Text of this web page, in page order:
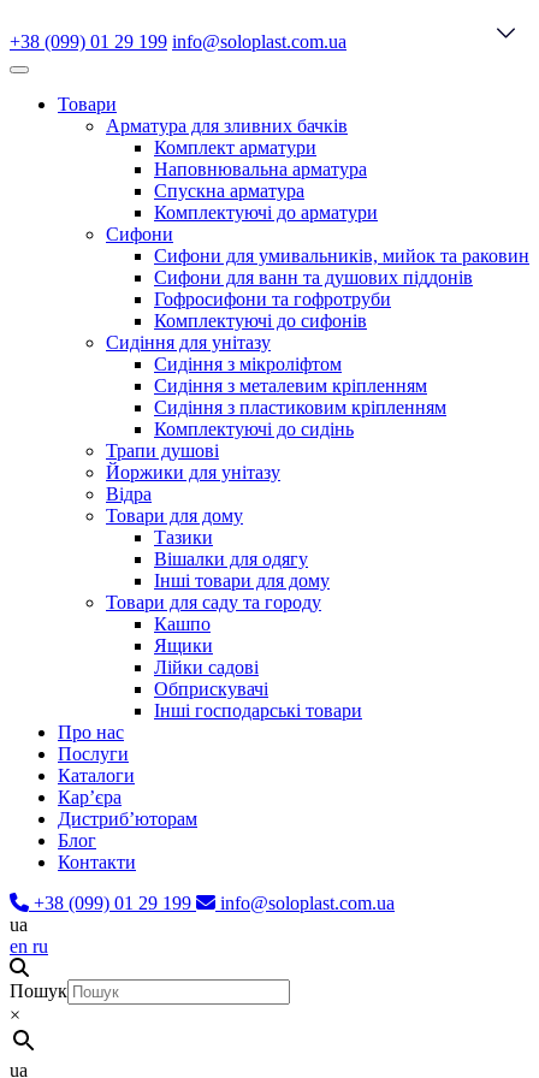
+38 (099) 01 29 199 info@soloplast.com.ua
Товари
Арматура для зливних бачків
Комплект арматури
Наповнювальна арматура
Спускна арматура
Комплектуючі до арматури
Сифони
Сифони для умивальників, мийок та раковин
Сифони для ванн та душових піддонів
Гофросифони та гофротруби
Комплектуючі до сифонів
Сидіння для унітазу
Сидіння з мікроліфтом
Сидіння з металевим кріпленням
Сидіння з пластиковим кріпленням
Комплектуючі до сидінь
Трапи душові
Йоржики для унітазу
Відра
Товари для дому
Тазики
Вішалки для одягу
Інші товари для дому
Товари для саду та городу
Кашпо
Ящики
Лійки садові
Обприскувачі
Інші господарські товари
Про нас
Послуги
Каталоги
Карʼєра
Дистриб’юторам
Блог
Контакти
+38 (099) 01 29 199
info@soloplast.com.ua
ua
en ru
Пошук
×
ua